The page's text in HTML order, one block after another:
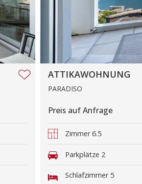
ATTIKAWOHNUNG
PARADISO
Preis auf Anfrage
Zimmer6.5
Parkplätze 2
Schlafzimmer 5